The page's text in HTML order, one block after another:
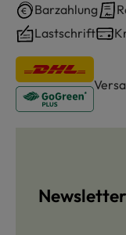
Barzahlung
Lastschrift